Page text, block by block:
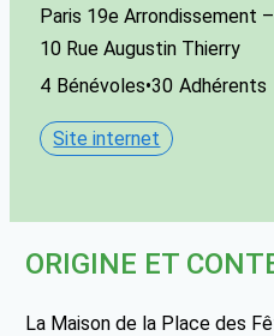
Paris 19e Arrondissement
10 Rue Augustin Thierry
4 Bénévoles•30 Adhérents
Site internet
ORIGINE ET
La Maison de la Place des